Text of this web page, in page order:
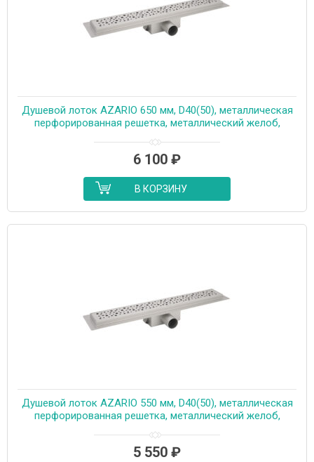
Душевой лоток AZARIO 650 мм, D40(50), металлическая
перфорированная решетка, металлический желоб,
6 100 ₽
В КОРЗИНУ
Душевой лоток AZARIO 550 мм, D40(50), металлическая
перфорированная решетка, металлический желоб,
5 550 ₽